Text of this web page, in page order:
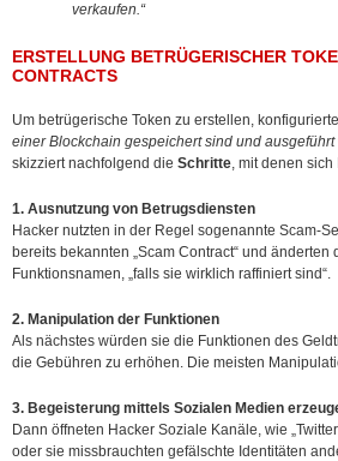
verkaufen.“
ERSTELLUNG BETRÜGERISCHER
CONTRACTS
Um betrügerische Token zu erstellen,
einer Blockchain gespeichert sind und
skizziert nachfolgend die Schritte, mit denen sich
1. Ausnutzung von Betrugsdiensten
Hacker nutzten in der Regel sogenannte Scam-
bereits bekannten „Scam Contract“ und
Funktionsnamen, „falls sie wirklich raffiniert sind“.
2. Manipulation der Funktionen
Als nächstes würden sie die Funktionen des
die Gebühren zu erhöhen. Die meisten
3. Begeisterung mittels Sozialen Medien
Dann öffneten Hacker Soziale Kanäle, wie
oder sie missbrauchten gefälschte Identitäten